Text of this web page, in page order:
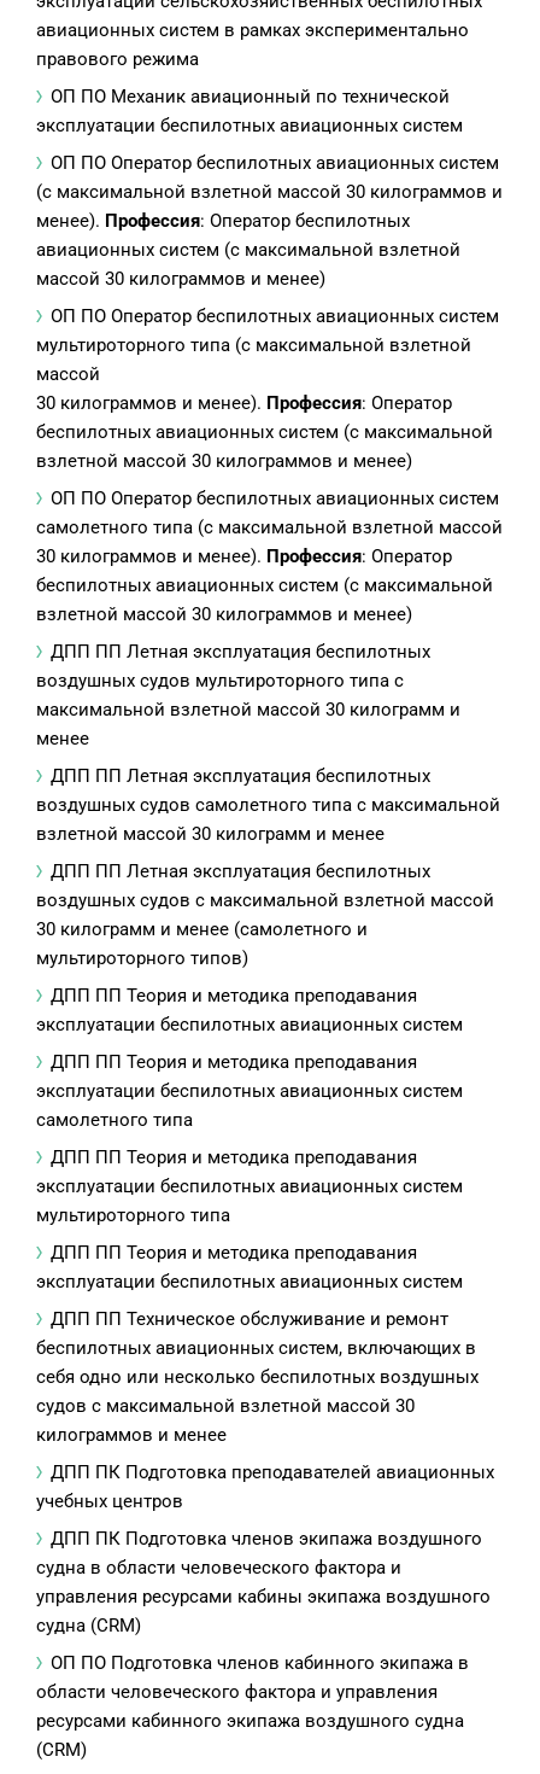
авиационных систем в рамках экспериментально
правового режима
ОП ПО Механик авиационный по технической
эксплуатации беспилотных авиационных систем
ОП ПО Оператор беспилотных авиационных систем
(с максимальной взлетной массой 30 килограммов и
менее). Профессия: Оператор беспилотных
авиационных систем (с максимальной взлетной
массой 30 килограммов и менее)
ОП ПО Оператор беспилотных авиационных систем
мультироторного типа (с максимальной взлетной
массой
30 килограммов и менее). Профессия: Оператор
беспилотных авиационных систем (с максимальной
взлетной массой 30 килограммов и менее)
ОП ПО Оператор беспилотных авиационных систем
самолетного типа (с максимальной взлетной массой
30 килограммов и менее). Профессия: Оператор
беспилотных авиационных систем (с максимальной
взлетной массой 30 килограммов и менее)
ДПП ПП Летная эксплуатация беспилотных
воздушных судов мультироторного типа с
максимальной взлетной массой 30 килограмм и
менее
ДПП ПП Летная эксплуатация беспилотных
воздушных судов самолетного типа с максимальной
взлетной массой 30 килограмм и менее
ДПП ПП Летная эксплуатация беспилотных
воздушных судов с максимальной взлетной массой
30 килограмм и менее (самолетного и
мультироторного типов)
ДПП ПП Теория и методика преподавания
эксплуатации беспилотных авиационных систем
ДПП ПП Теория и методика преподавания
эксплуатации беспилотных авиационных систем
самолетного типа
ДПП ПП Теория и методика преподавания
эксплуатации беспилотных авиационных систем
мультироторного типа
ДПП ПП Теория и методика преподавания
эксплуатации беспилотных авиационных систем
ДПП ПП Техническое обслуживание и ремонт
беспилотных авиационных систем, включающих в
себя одно или несколько беспилотных воздушных
судов с максимальной взлетной массой 30
килограммов и менее
ДПП ПК Подготовка преподавателей авиационных
учебных центров
ДПП ПК Подготовка членов экипажа воздушного
судна в области человеческого фактора и
управления ресурсами кабины экипажа воздушного
судна (CRM)
ОП ПО Подготовка членов кабинного экипажа в
области человеческого фактора и управления
ресурсами кабинного экипажа воздушного судна
(CRM)